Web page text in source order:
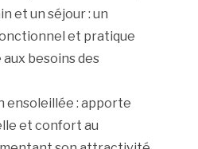
et un séjour : un
et pratique
besoins des
ensoleillée : apporte
et confort au